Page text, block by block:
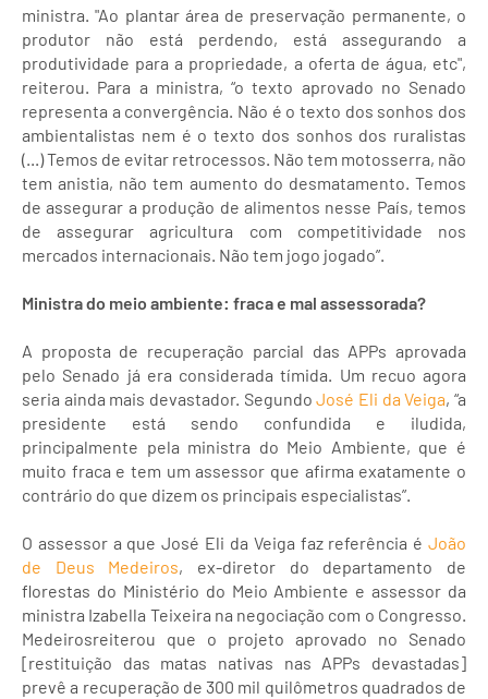
ministra. "Ao plantar área de preservação permanente, o
produtor não está perdendo, está assegurando a
produtividade para a propriedade, a oferta de água, etc",
reiterou. Para a ministra, “o texto aprovado no Senado
representa a convergência. Não é o texto dos sonhos dos
ambientalistas nem é o texto dos sonhos dos ruralistas
(...) Temos de evitar retrocessos. Não tem motosserra, não
tem anistia, não tem aumento do desmatamento. Temos
de assegurar a produção de alimentos nesse País, temos
de assegurar agricultura com competitividade nos
mercados internacionais. Não tem jogo jogado”.
Ministra do meio ambiente: fraca e mal assessorada?
A proposta de recuperação parcial das APPs aprovada
pelo Senado já era considerada tímida. Um recuo agora
seria ainda mais devastador. SegundoJosé Eli da Veiga, “a
presidente está sendo confundida e iludida,
principalmente pela ministra do Meio Ambiente, que é
muito fraca e tem um assessor que afirma exatamente o
contrário do que dizem os principais especialistas”.
O assessor a que José Eli da Veiga faz referência é João
de Deus Medeiros, ex-diretor do departamento de
florestas do Ministério do Meio Ambiente e assessor da
ministra Izabella Teixeira na negociação com o Congresso.
Medeirosreiterou que o projeto aprovado no Senado
[restituição das matas nativas nas APPs devastadas]
prevê a recuperação de 300 mil quilômetros quadrados de